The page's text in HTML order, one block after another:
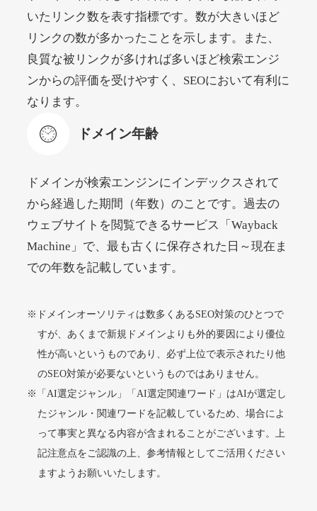
beamie.jp
ジャンルエンターテイメント
DA 52 外部リンク数
4,200円
詳細を見る
themusicnotebook.com
DA52 392
詳細を見る
alprostadil-br.info
ジャンルその他
DA51 外部リンク数 1202 ドメイン年齢1年
入札 0件
いたリンク数を表す指標です。数が大きいほど
リンクの数が多かったことを示します。また、
良質な被リンクが多ければ多いほど検索エンジ
ンからの評価を受けやすく、SEOにおいて有利に
なります。
ドメイン年齢
ドメインが検索エンジンにインデックスされて
から経過した期間（年数）のことです。過去の
ウェブサイトを閲覧できるサービス「Wayback
Machine」で、最も古くに保存された日～現在ま
での年数を記載しています。
※ドメインオーソリティは数多くあるSEO対策のひとつで
すが、あくまで新規ドメインよりも外的要因により優位
性が高いというものであり、必ず上位で表示されたり他
のSEO対策が必要ないというものではありません。
※「AI選定ジャンル」「AI選定関連ワード」はAIが選定し
たジャンル・関連ワードを記載しているため、場合によ
って事実と異なる内容が含まれることがございます。上
記注意点をご認識の上、参考情報としてご活用ください
ますようお願いいたします。